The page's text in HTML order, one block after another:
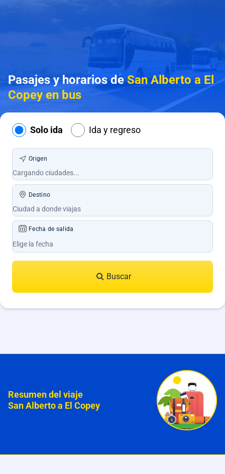
Pasajes y horarios deSan Alberto a El
Copey en bus
Solo ida Ida y regreso
Origen
Destino
Fecha de salida
Buscar
Resumen del viaje
San Alberto a El Copey